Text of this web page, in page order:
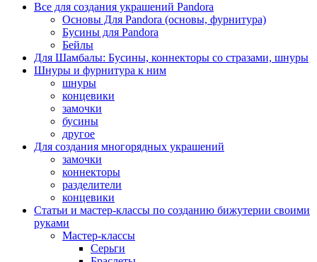
Все для создания украшений Pandora
Основы Для Pandora (основы, фурнитура)
Бусины для Pandora
Бейлы
Для Шамбалы: Бусины, коннекторы со стразами, шнуры
Шнуры и фурнитура к ним
шнуры
концевики
замочки
бусины
другое
Для создания многорядных украшений
замочки
коннекторы
разделители
концевики
Статьи и мастер-классы по созданию бижутерии своими
руками
Мастер-классы
Серьги